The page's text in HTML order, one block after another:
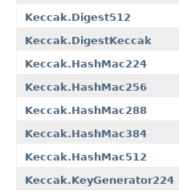
Keccak.Digest512
Keccak.DigestKeccak
Keccak.HashMac224
Keccak.HashMac256
Keccak.HashMac288
Keccak.HashMac384
Keccak.HashMac512
Keccak.KeyGenerator224